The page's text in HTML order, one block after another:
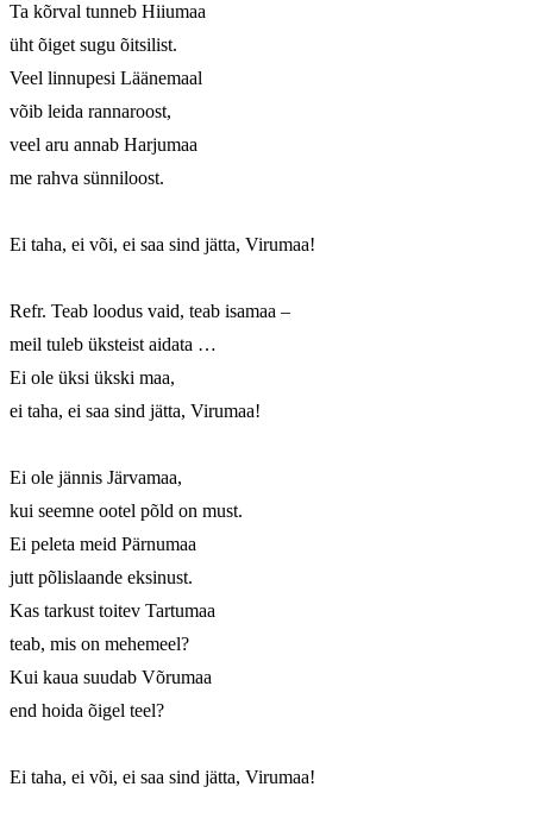
Ta kõrval tunneb Hiiumaa
üht õiget sugu õitsilist.
Veel linnupesi Läänemaal
võib leida rannaroost,
veel aru annab Harjumaa
me rahva sünniloost.
Ei taha, ei või, ei saa sind jätta, Virumaa!
Refr. Teab loodus vaid, teab isamaa –
meil tuleb üksteist aidata …
Ei ole üksi ükski maa,
ei taha, ei saa sind jätta, Virumaa!
Ei ole jännis Järvamaa,
kui seemne ootel põld on must.
Ei peleta meid Pärnumaa
jutt põlislaande eksinust.
Kas tarkust toitev Tartumaa
teab, mis on mehemeel?
Kui kaua suudab Võrumaa
end hoida õigel teel?
Ei taha, ei või, ei saa sind jätta, Virumaa!